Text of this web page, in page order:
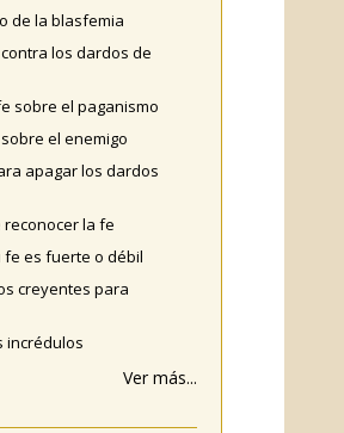
de la blasfemia
los dardos de
sobre el paganismo
el enemigo
apagar los dardos
reconocer la fe
fe es fuerte o débil
creyentes para
incrédulos
Ver más...